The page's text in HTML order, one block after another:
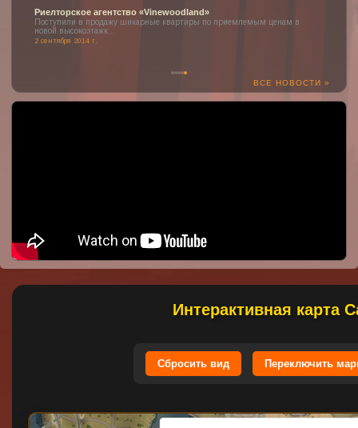
видео о проекте!
Риелторское агентство «Vinewoodland»
Поступили в продажу шикарные квартиры по приемлемым ценам в
новой высокоэтажк...
2 сентября 2014 г.
ВСЕ НОВОСТИ »
Интерактивная карта
Сбросить вид Переключить